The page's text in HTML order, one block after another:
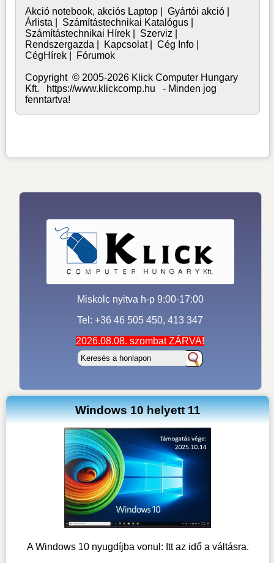
Akció notebook, akciós Laptop| Gyártói akció|
Árlista
Számítástechnikai Katalógus|
Számítástechnikai Hírek| Szerviz
Rendszergazda
Kapcsolat| Cég Info|
CégHírek| Fórumok
Copyright © 2005-2026 Klick Computer Hungary
Kft. https://www.klickcomp.hu - Minden jog
fenntartva!
Miskolc nyitva h-p 9:00-17:00
Tel: +36 46 505 450, 413 347
2026.08.08. szombat ZÁRVA!
Windows 10 helyett 11
A Windows 10 nyugdíjba vonul: Itt az idő a váltásra.